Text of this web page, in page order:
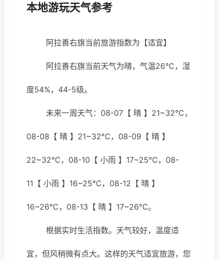
本地游玩天气参考
阿拉善右旗当前旅游指数为【适宜】
阿拉善右旗当前天气为晴，气温26℃，湿
度54%，44-5级。
未来一周天气：08-07【 晴 】21~32℃，
08-08【 晴 】21~32℃，08-09【 晴 】
22~32℃，08-10【 小雨 】17~25℃，08-
11【 小雨 】16~25℃，08-12【 晴 】
16~26℃，08-13【 晴 】17~26℃。
根据实时生活指数。天气较好，温度适
宜，但风稍微有点大。这样的天气适宜旅游，您